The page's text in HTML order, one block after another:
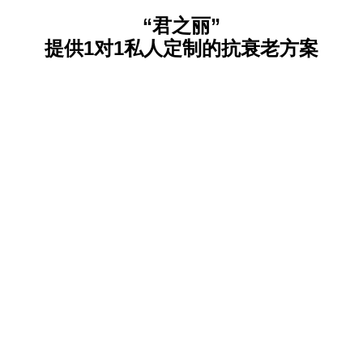
“君之丽”
提供1对1私人定制的抗衰老方案